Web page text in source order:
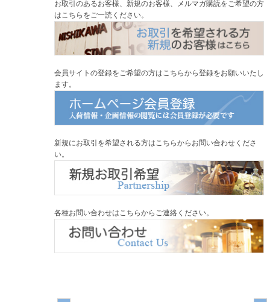
お取引のあるお客様、新規のお客様、メルマガ購読をご希望の方
はこちらをご一読ください。
会員サイトの登録をご希望の方はこちらから登録をお願いいたし
ます。
新規にお取引を希望される方はこちらからお問い合わせくださ
い。
各種お問い合わせはこちらからご連絡ください。